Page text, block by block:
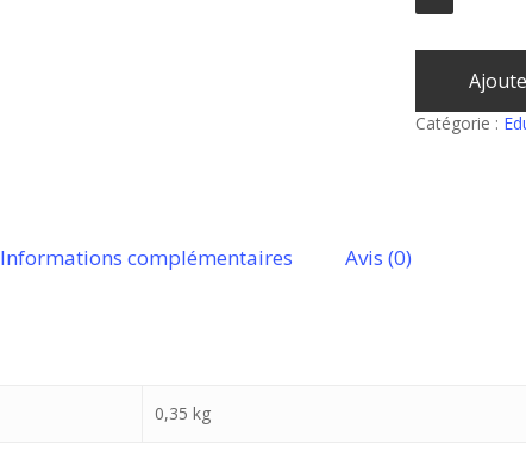
Catégorie :
Informations complémentaires Avis (0)
0,35 kg